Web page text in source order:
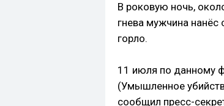
В роковую ночь,
гнева мужчина нанёс
горло.
11 июля по данному
(Умышленное
сообщил пресс-